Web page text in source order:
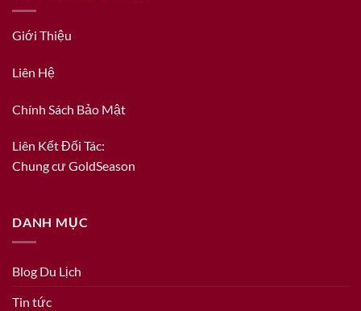
Giới Thiệu
Liên Hệ
Chính Sách Bảo Mật
Liên Kết Đối Tác:
Chung cư GoldSeason
DANH MỤC
Blog Du Lịch
Tin tức